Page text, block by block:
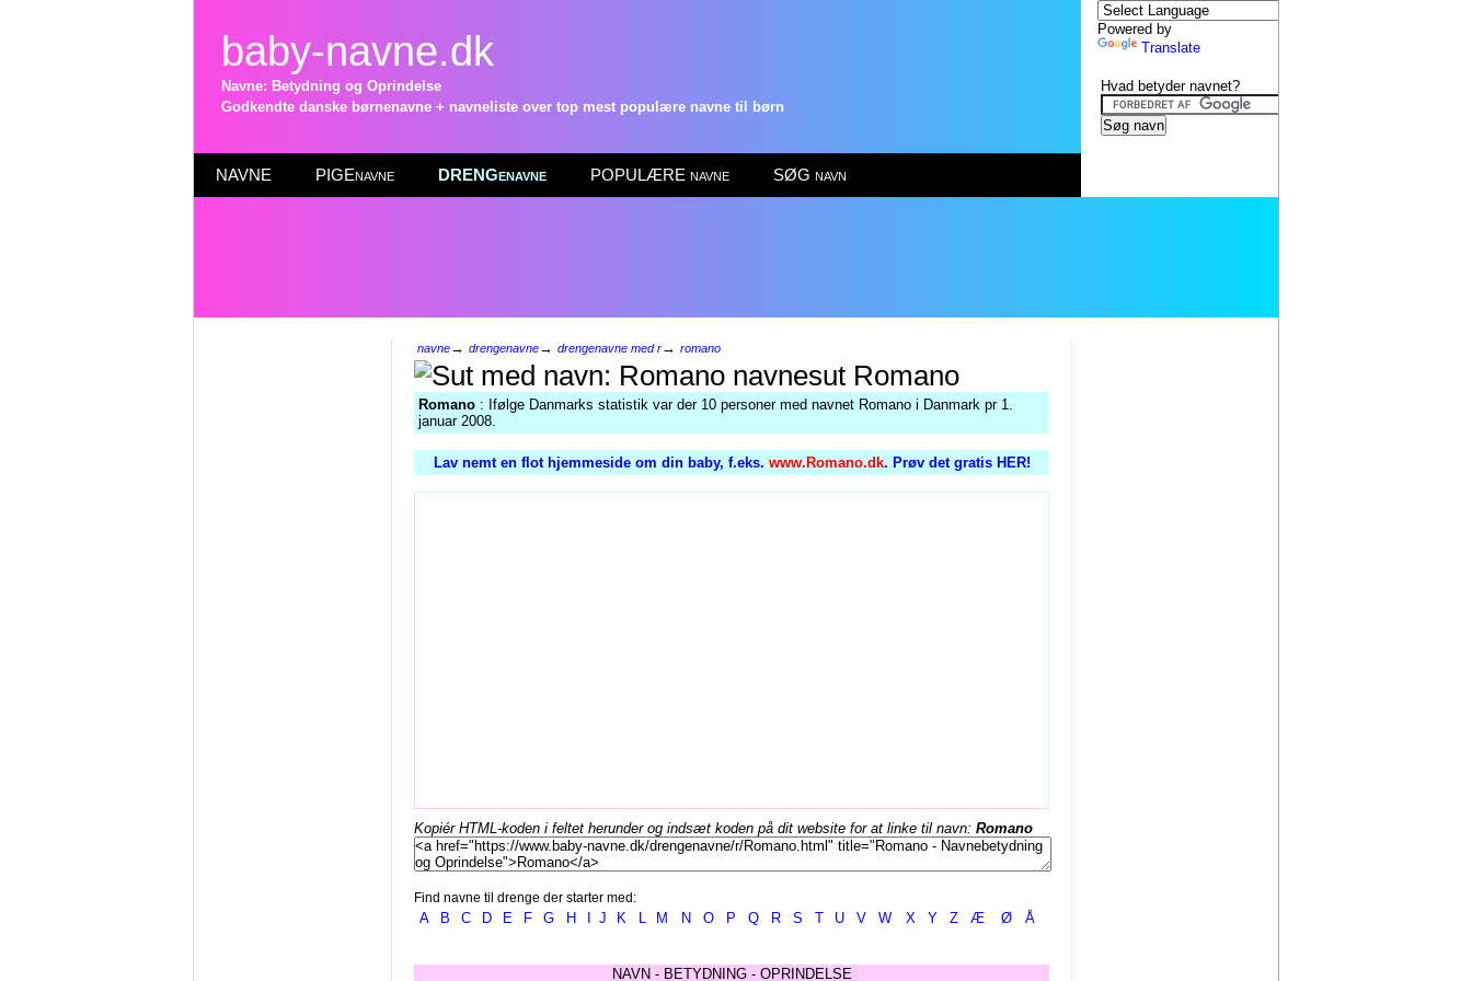
baby-navne.dk
Navne: Betydning og Oprindelse
Godkendte danske børnenavne + navneliste over top mest populære navne til børn
NAVNE PIGEnavne DRENGenavne POPULÆRE navne SØG navn
navne→ drengenavne→ drengenavne med r→ romano
Romano
Romano : Ifølge Danmarks statistik var der 10 personer med navnet Romano i Danmark pr 1.
januar 2008.
Lav nemt en flot hjemmeside om din baby, f.eks. www.Romano.dk. Prøv det gratis HER!
Kopiér HTML-koden i feltet herunder og indsæt koden på dit website for at linke til navn: Romano
Find navne til drenge der starter med:
A B C D E F G H J K L M N O P Q R S T U V W X Y Z Æ Ø Å
NAVN - BETYDNING - OPRINDELSE
Powered by
Translate
Hvad betyder navnet?